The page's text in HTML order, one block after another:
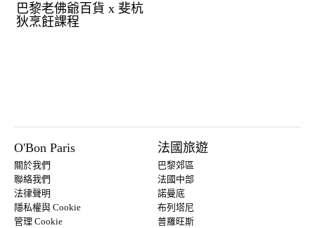
巴黎老佛爺百貨 x 斐杭
狄烹飪課程
O'Bon Paris
關於我們
聯絡我們
法律聲明
隱私權與 Cookie
管理 Cookie
法國旅遊
巴黎郊區
法國中部
諾曼底
布列塔尼
普羅旺斯